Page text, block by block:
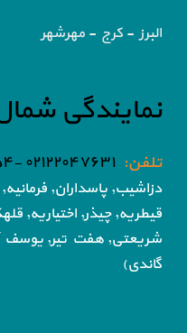
البرز - کرج - مهرشهر
نمایندگی
تلفن: ۰۲۱۲۲۰۴۷۶۳۱ -۰۲۱۸۶۰۵۱۸۵۴
دزاشیب, پاسداران,
قیطریه, چیذر, اختیاریه,
شریعتی, هفت تیر, یوسف
گاندی)